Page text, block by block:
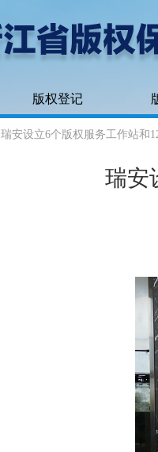
版权登记
瑞安设立6个版权服务工作站和
瑞安